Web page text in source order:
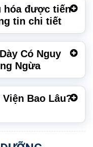
hóa được tiến
tin chi tiết
Có Nguy
Ngừa
Viện Bao Lâu?